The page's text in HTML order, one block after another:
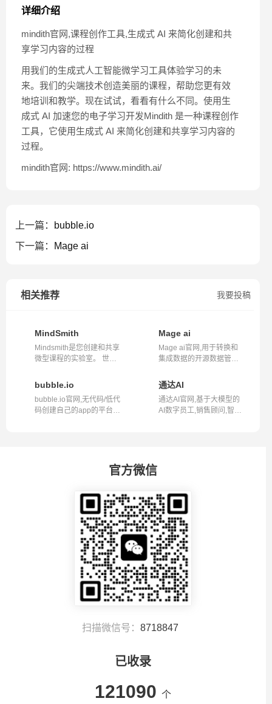
详细介绍
mindith官网,课程创作工具,生成式 AI 来简化创建和共
享学习内容的过程
用我们的生成式人工智能微学习工具体验学习的未
来。我们的尖端技术创造美丽的课程，帮助您更有效
地培训和教学。现在试试，看看有什么不同。使用生
成式 AI 加速您的电子学习开发Mindith 是一种课程创作
工具，它使用生成式 AI 来简化创建和共享学习内容的
过程。
mindith官网: https://www.mindith.ai/
上一篇：
bubble.io
下一篇：
Mage ai
我要投稿
相关推荐
MindSmith
Mindsmith是您创建和共享
微型课程的实验室。 世界
Mage ai
Mage ai官网,用于转换和
集成数据的开源数据管道
bubble.io
bubble.io官网,无代码/低代
码创建自己的app的平台网
通达AI
通达AI官网,基于大模型的
AI数字员工,销售顾问,智能
官方微信
扫描微信号： 8718847
已收录
121090 个